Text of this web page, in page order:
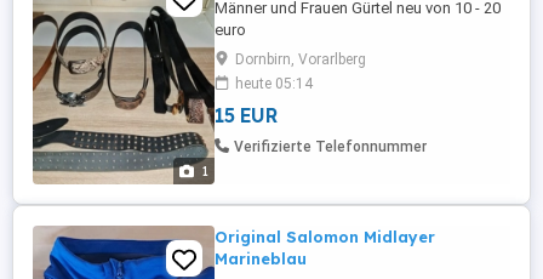
1
Männer und Frauen Gürtel neu von 10 - 20
euro
Dornbirn, Vorarlberg
heute 05:14
15 EUR
Verifizierte Telefonnummer
Original Salomon Midlayer
Marineblau